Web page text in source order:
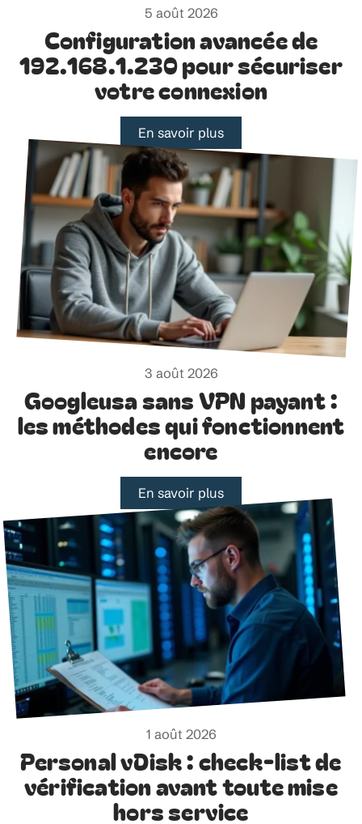
5 août 2026
Configuration avancée de
192.168.1.230 pour sécuriser
votre connexion
En savoir plus
3 août 2026
Googleusa sans VPN payant :
les méthodes qui fonctionnent
encore
En savoir plus
1 août 2026
Personal vDisk : check-list de
vérification avant toute mise
hors service